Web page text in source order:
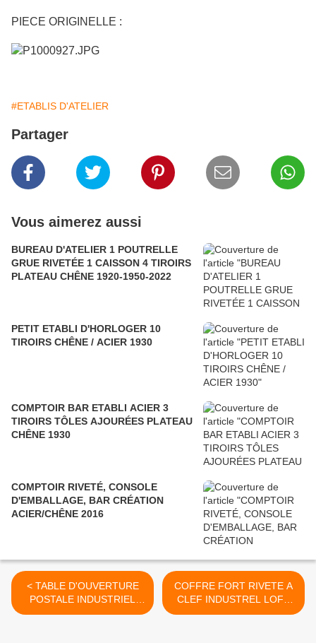
PIECE ORIGINELLE :
#ETABLIS D'ATELIER
Partager
Vous aimerez aussi
BUREAU D'ATELIER 1 POUTRELLE
GRUE RIVETÉE 1 CAISSON 4 TIROIRS
PLATEAU CHÊNE 1920-1950-2022
PETIT ETABLI D'HORLOGER 10
TIROIRS CHÊNE / ACIER 1930
COMPTOIR BAR ETABLI ACIER 3
TIROIRS TÔLES AJOURÉES PLATEAU
CHÊNE 1930
COMPTOIR RIVETÉ, CONSOLE
D'EMBALLAGE, BAR CRÉATION
ACIER/CHÊNE 2016
< TABLE D'OUVERTURE
POSTALE INDUSTRIEL
ATELIER LOFT VERS 1960
COFFRE FORT RIVETE A
CLEF INDUSTREL LOFT
1900 >